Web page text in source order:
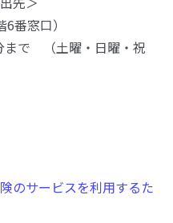
番窓口）
まで （土曜・日曜・祝
のサービスを利用するた